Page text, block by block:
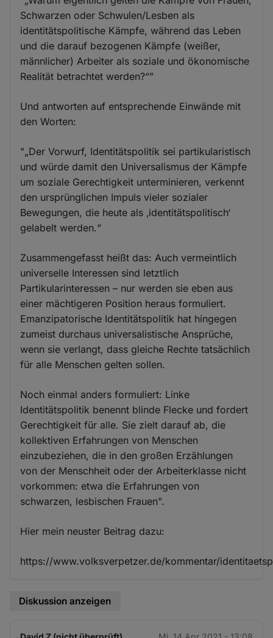
Schwarzen oder Schwulen/Lesben als
identitätspolitische Kämpfe, während das Leben
und die darauf bezogenen Kämpfe (weißer,
männlicher) Arbeiter als soziale und ökonomische
Realität betrachtet werden?“"
Und antworten auf entsprechende Einwände mit
den Worten:
"„Der Vorwurf, Identitätspolitik sei partikularistisch
und würde damit den Universalismus der Kämpfe
um soziale Gerechtigkeit unterminieren, verkennt
den ursprünglichen Impuls vieler sozialer
Bewegungen, die heute als ‚identitätspolitisch‘
gelabelt werden.“
Zusammengefasst heißt das: Auch vermeintlich
universelle Interessen sind letztlich
Partikularinteressen – nur werden sie eben aus
einer mächtigeren Position heraus formuliert.
Emanzipatorische Identitätspolitik hat hingegen
zumeist durchaus universalistische Ansprüche,
wenn sie verlangt, dass gleiche Rechte tatsächlich
für alle Menschen gelten sollen.
Noch einmal anders formuliert: Linke
Identitätspolitik benennt blinde Flecke und fordert
Gerechtigkeit für alle. Sie zielt darauf ab, die
kollektiven Erfahrungen von Menschen
einzubeziehen, die in den großen Erzählungen
von der Menschheit oder der Arbeiterklasse nicht
vorkommen: etwa die Erfahrungen von
schwarzen, lesbischen Frauen".
Hier mein neuster Beitrag dazu:
https://www.volksverpetzer.de/kommentar/
Diskussion anzeigen